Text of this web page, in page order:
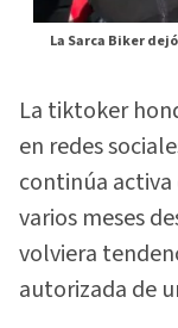
La Sarca Biker
La tiktoker
en redes
continúa
varios meses
volviera
autorizada de